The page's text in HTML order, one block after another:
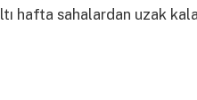
hafta sahalardan uzak